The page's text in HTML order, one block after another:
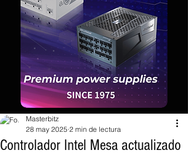
Controlador Intel Mesa actualizado
Masterbitz
28 may 2025 2 min de lectura